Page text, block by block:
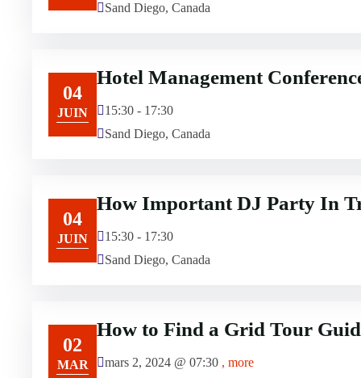
Sand Diego, Canada
04
JUIN
Hotel Management
15:30 - 17:30
Sand Diego, Canada
04
JUIN
How Important DJ Party In
15:30 - 17:30
Sand Diego, Canada
02
MAR
How to Find a Grid Tour
mars 2, 2024 @ 07:30 , more